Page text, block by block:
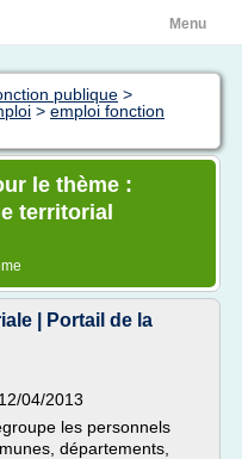
Menu
publique >
> emploi fonction
le thème :
territorial
| Portail de la
04/2013
les personnels
départements,